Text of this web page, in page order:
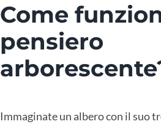
Come
pensiero
Immaginate un albero con il suo